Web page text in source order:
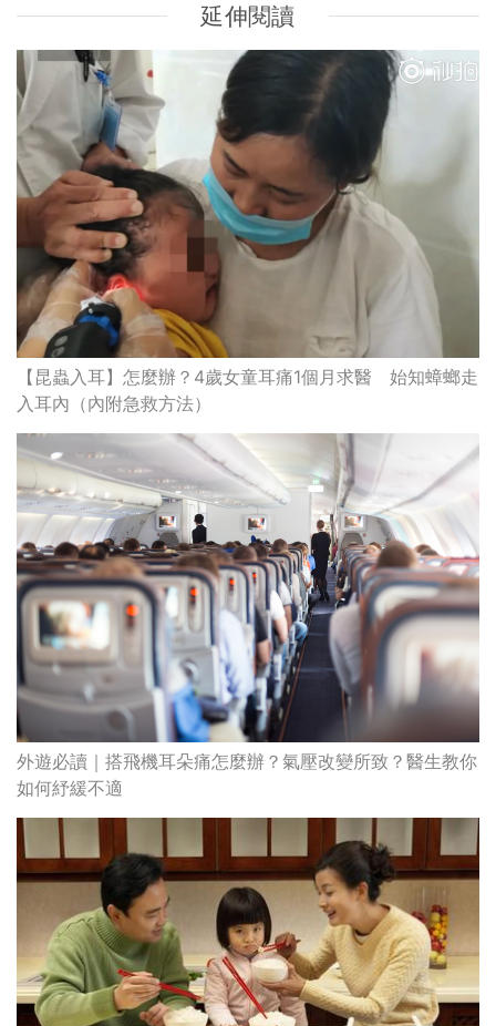
延伸閱讀
【昆蟲入耳】怎麼辦？4歲女童耳痛1個月求醫 始知蟑螂走
入耳內（內附急救方法）
外遊必讀｜搭飛機耳朵痛怎麼辦？氣壓改變所致？醫生教你
如何紓緩不適